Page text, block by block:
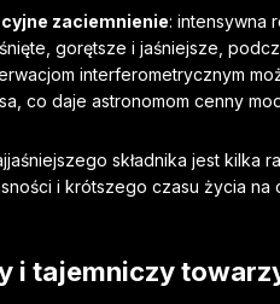
zaciemnienie: intensywna
gorętsze i jaśniejsze,
interferometrycznym
co daje astronomom cenny
składnika jest kilka
i krótszego czasu życia na
i tajemniczy